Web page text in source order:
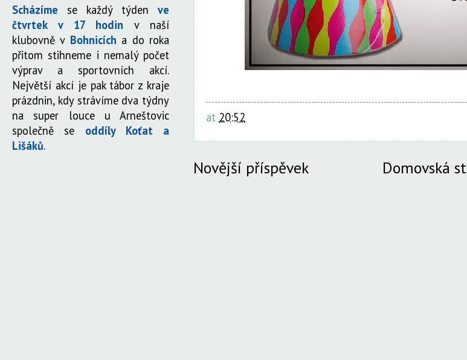
at 20:52
Novější příspěvek Domovská
Scházíme
se každý týden ve
čtvrtek v 17 hodin v naší
klubovně v Bohnicích a do roka
přitom stihneme i nemalý počet
výprav a sportovních akcí.
Největší akcí je pak tábor z kraje
prázdnin, kdy strávíme dva týdny
na super louce u Arneštovic
společně se oddíly Koťat a
Lišáků.